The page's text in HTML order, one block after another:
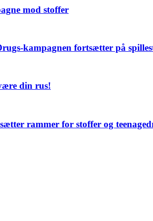
mod stoffer
kampagnen fortsætter på
din rus!
rammer for stoffer og